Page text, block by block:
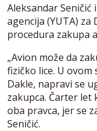
Aleksandar
agencija (YUTA)
procedura zakupa
„Avion može da
fizičko lice. U ovom
Dakle, napravi se
zakupca. Čarter let
oba pravca, jer se
Seničić.